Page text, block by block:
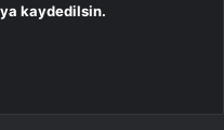
kaydedilsin.